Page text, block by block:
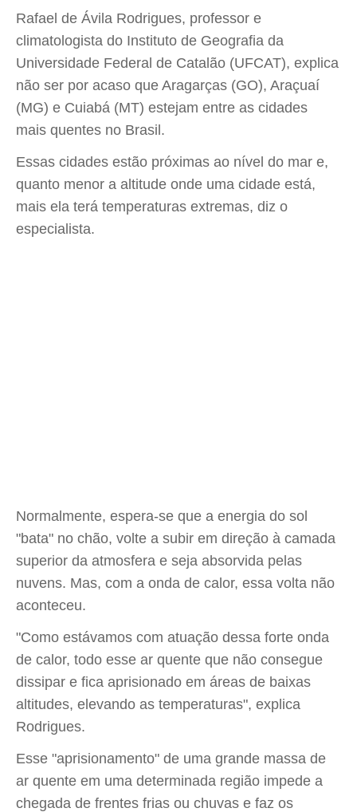
Rafael de Ávila Rodrigues, professor e
climatologista do Instituto de Geografia da
Universidade Federal de Catalão (UFCAT), explica
não ser por acaso que Aragarças (GO), Araçuaí
(MG) e Cuiabá (MT) estejam entre as cidades
mais quentes no Brasil.
Essas cidades estão próximas ao nível do mar e,
quanto menor a altitude onde uma cidade está,
mais ela terá temperaturas extremas, diz o
especialista.
Normalmente, espera-se que a energia do sol
"bata" no chão, volte a subir em direção à camada
superior da atmosfera e seja absorvida pelas
nuvens. Mas, com a onda de calor, essa volta não
aconteceu.
"Como estávamos com atuação dessa forte onda
de calor, todo esse ar quente que não consegue
dissipar e fica aprisionado em áreas de baixas
altitudes, elevando as temperaturas", explica
Rodrigues.
Esse "aprisionamento" de uma grande massa de
ar quente em uma determinada região impede a
chegada de frentes frias ou chuvas e faz os